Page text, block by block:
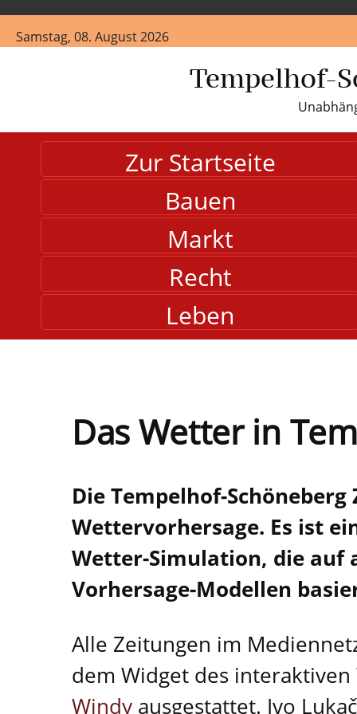
Samstag, 08. August 2026
Tempelhof-
Zur Startseite
Bauen
Markt
Recht
Leben
Das Wetter in
Die Tempelhof-
Wettervorhersage. Es ist
Wetter-Simulation, die auf
Vorhersage-Modellen
Alle Zeitungen im
dem Widget des
Windy ausgestattet. Ivo